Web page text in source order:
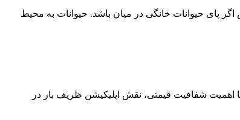
پای حیوانات خانگی در میان باشد. حیوانات به محیط
اهمیت شفافیت قیمتی، نقش اپلیکیشن ظریف بار در